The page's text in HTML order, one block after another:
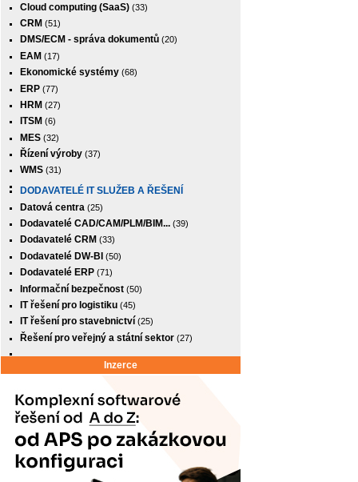
Cloud computing (SaaS) (33)
CRM (51)
DMS/ECM - správa dokumentů (20)
EAM (17)
Ekonomické systémy (68)
ERP (77)
HRM (27)
ITSM (6)
MES (32)
Řízení výroby (37)
WMS (31)
DODAVATELÉ IT SLUŽEB A ŘEŠENÍ
Datová centra (25)
Dodavatelé CAD/CAM/PLM/BIM... (39)
Dodavatelé CRM (33)
Dodavatelé DW-BI (50)
Dodavatelé ERP (71)
Informační bezpečnost (50)
IT řešení pro logistiku (45)
IT řešení pro stavebnictví (25)
Řešení pro veřejný a státní sektor (27)
Inzerce